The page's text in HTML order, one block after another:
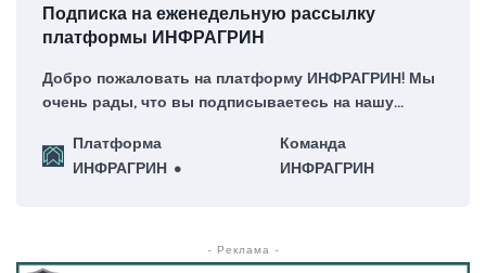
Подписка на еженедельную рассылку
платформы ИНФРАГРИН
Добро пожаловать на платформу ИНФРАГРИН! Мы
очень рады, что вы подписываетесь на нашу
честь!Платформа
ИНФРАГРИН
Команда
ИНФРАГРИН
- Реклама -